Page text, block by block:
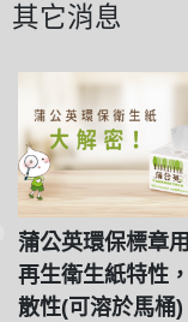
其它消息
蒲公英環保標章
再生衛生紙特性
散性(可溶於馬桶